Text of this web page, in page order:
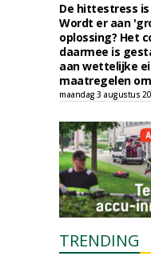
De hittestress
Wordt er aan
oplossing? Het
daarmee is
aan wettelijke
maatregelen
maandag 3 augustus
TRENDING